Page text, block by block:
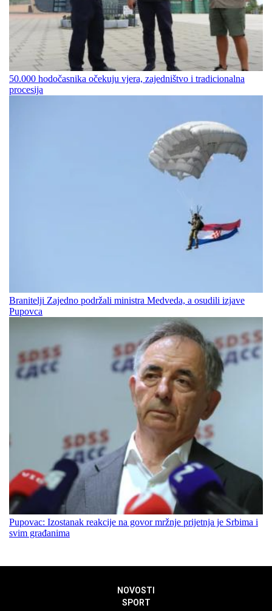
50.000 hodočasnika očekuju vjera, zajedništvo i tradicionalna
procesija
Branitelji Zajedno podržali ministra Medveda, a osudili izjave
Pupovca
Pupovac: Izostanak reakcije na govor mržnje prijetnja je Srbima i
svim građanima
NOVOSTI
SPORT